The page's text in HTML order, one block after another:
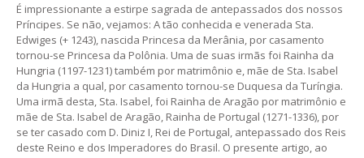
É impressionante a estirpe sagrada de antepassados dos nossos
Príncipes. Se não, vejamos: A tão conhecida e venerada Sta.
Edwiges (+ 1243), nascida Princesa da Merânia, por casamento
tornou-se Princesa da Polônia. Uma de suas irmãs foi Rainha da
Hungria (1197-1231) também por matrimônio e, mãe de Sta. Isabel
da Hungria a qual, por casamento tornou-se Duquesa da Turíngia.
Uma irmã desta, Sta. Isabel, foi Rainha de Aragão por matrimônio e
mãe de Sta. Isabel de Aragão, Rainha de Portugal (1271-1336), por
se ter casado com D. Diniz I, Rei de Portugal, antepassado dos Reis
deste Reino e dos Imperadores do Brasil. O presente artigo, ao